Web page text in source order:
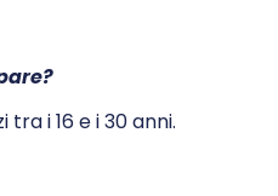
tra i 16 e i 30 anni.